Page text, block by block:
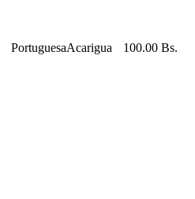
PortuguesaAcarigua 100.00 Bs.